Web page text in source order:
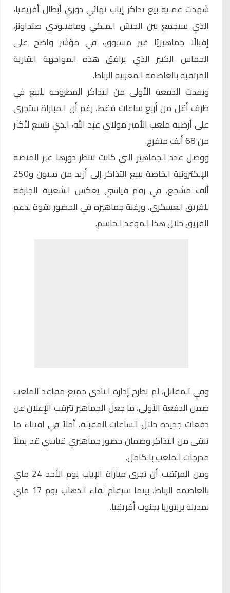
شهدت عملية بيع تذاكر إياب نهائي دوري أبطال أفريقيا،
الذي سيجمع بين الجيش الملكي وماميلودي صنداونز،
إقبالًا جماهيريًا غير مسبوق، في مؤشر واضح على
الحماس الكبير الذي يرافق هذه المواجهة القارية
المرتقبة بالعاصمة المغربية الرباط.
ونفدت الدفعة الأولى من التذاكر المطروحة للبيع في
ظرف أقل من أربع ساعات فقط، رغم أن المباراة ستجرى
على أرضيةملعب الأمير مولاي عبد الله، الذي يتسع لأكثر
من 68 ألف متفرج.
ووصل عدد الجماهير التي كانت تنتظر دورها عبر المنصة
الإلكترونية الخاصة ببيع التذاكر إلى أزيد من مليون و250
ألف مشجع، في رقم قياسي يعكس الشعبية الجارفة
للفريق العسكري، ورغبة جماهيره في الحضور بقوة لدعم
الفريق خلال هذا الموعد الحاسم.
وفي المقابل، لم تطرح إدارة النادي جميع مقاعد الملعب
ضمن الدفعة الأولى، ما جعل الجماهير تترقب الإعلان عن
دفعات جديدة خلال الساعات المقبلة، أملاً في اقتناء ما
تبقى من التذاكر وضمان حضور جماهيري قياسي قد يملأ
مدرجات الملعب بالكامل.
ومن المرتقب أن تجرى مباراة الإياب يوم الأحد 24 ماي
بالعاصمة الرباط، بينما سيقام لقاء الذهاب يوم 17 ماي
بمدينةبريتوريابجنوب أفريقيا.